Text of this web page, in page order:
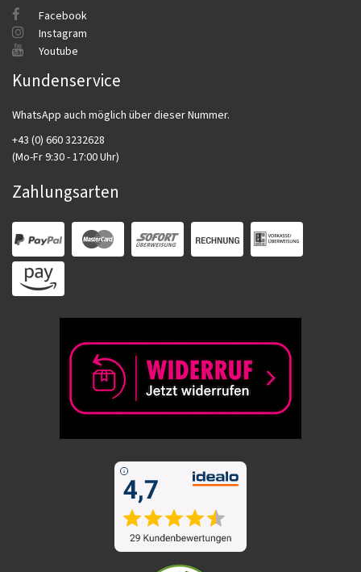
Facebook
Instagram
Youtube
Kundenservice
WhatsApp auch möglich über dieser Nummer.
+43 (0) 660 3232628
(Mo-Fr 9:30 - 17:00 Uhr)
Zahlungsarten